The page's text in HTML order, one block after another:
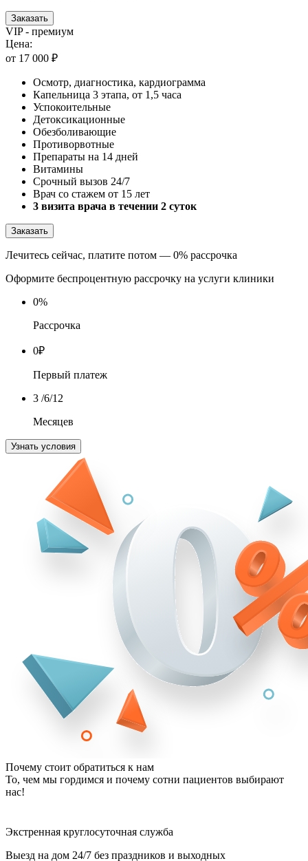
Заказать
VIP - премиум
Цена:
от 17 000 ₽
Осмотр, диагностика, кардиограмма
Капельница 3 этапа, от 1,5 часа
Успокоительные
Детоксикационные
Обезболивающие
Противорвотные
Препараты на 14 дней
Витамины
Срочный вызов 24/7
Врач со стажем от 15 лет
3 визита врача в течении 2 суток
Заказать
Лечитесь сейчас, платите потом — 0% рассрочка
Оформите беспроцентную рассрочку на услуги клиники
0%
Рассрочка
0₽
Первый платеж
3 /6/12
Месяцев
Узнать условия
Почему стоит обратиться к нам
То, чем мы гордимся и почему сотни пациентов выбирают
нас!
Экстренная круглосуточная служба
Выезд на дом 24/7 без праздников и выходных